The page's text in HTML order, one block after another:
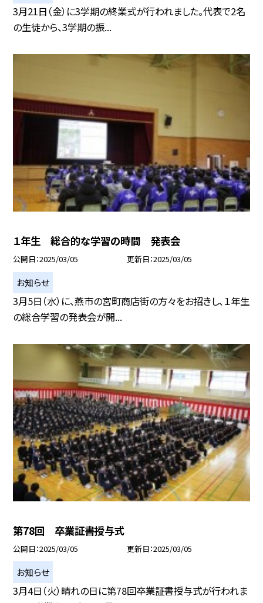
3月21日（金）に3学期の終業式が行われました。代表で2名
の生徒から、3学期の振...
１年生 総合的な学習の時間 発表会
公開日 2025/03/05 更新日 2025/03/05
お知らせ
3月5日（水）に、燕市の宮町商店街の方々をお招きし、１年生
の総合学習の発表会が開...
第78回 卒業証書授与式
公開日 2025/03/05 更新日 2025/03/05
お知らせ
3月4日（火）晴れの日に第78回卒業証書授与式が行われま